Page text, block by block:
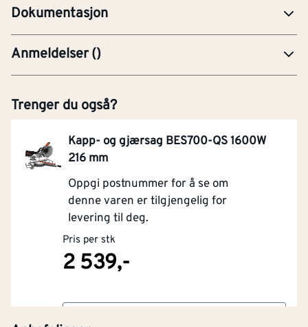
Dokumentasjon
Anmeldelser()
Trenger du også?
Kapp- og gjærsag BES700-QS 1600W
216 mm
Oppgi postnummer for å se om
denne varen er tilgjengelig for
levering til deg.
Pris per stk
2 539,-